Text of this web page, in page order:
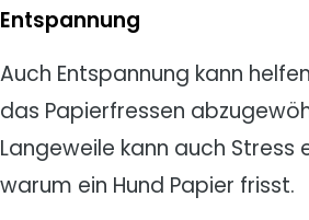
Entspannung
Auch Entspannung kann
das Papierfressen
Langeweile kann auch Stress
warum ein Hund Papier frisst.